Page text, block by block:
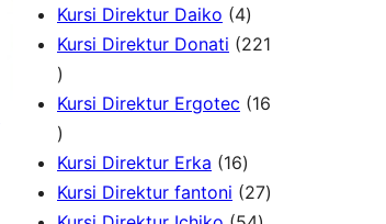
ku
r
o
d
u
k
8
P
o
u
k
Kursi Direktur Daiko 44
P
o
u
k
Kursi Direktur Donati
221
2
2
1
P
r
Kursi Direktur Ergotec
16
1
6
P
Kursi Direktur Erka 161
6
Kursi Direktur fantoni 272